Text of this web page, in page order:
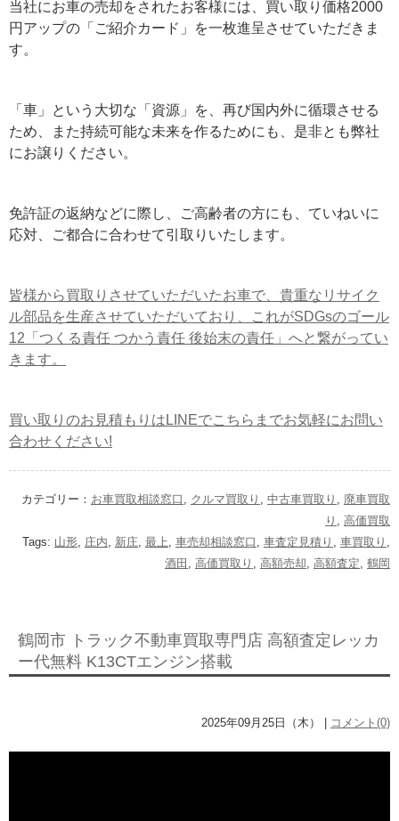
当社にお車の売却をされたお客様には、買い取り価格2000
円アップの「ご紹介カード」を一枚進呈させていただきま
す。
「車」という大切な「資源」を、再び国内外に循環させる
ため、また持続可能な未来を作るためにも、是非とも弊社
にお譲りください。
免許証の返納などに際し、ご高齢者の方にも、ていねいに
応対、ご都合に合わせて引取りいたします。
皆様から買取りさせていただいたお車で、貴重なリサイク
ル部品を生産させていただいており、これがSDGsのゴール
12「つくる責任 つかう責任 後始末の責任」へと繋がってい
きます。
買い取りのお見積もりはLINEでこちらまでお気軽にお問い
合わせください!
カテゴリー： お車買取相談窓口 クルマ買取り 中古車買取り
廃車買取
り
高価買取
Tags: 山形 庄内 新庄 最上 車売却相談窓口 車査定見積り 車買取り
酒田
高価買取り 高額売却 高額査定 鶴岡
鶴岡市 トラック不動車買取専門店 高額査定レッカ
ー代無料 K13CTエンジン搭載
2025年09月25日（木） | コメント(0)